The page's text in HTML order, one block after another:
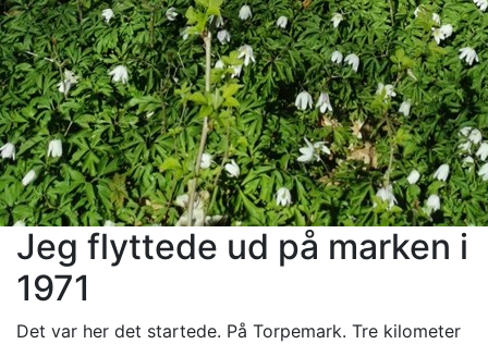
Jeg flyttede ud på marken i
1971
Det var her det startede. På Torpemark. Tre kilometer